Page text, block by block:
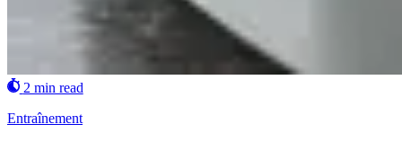
2 min read
Entraînement